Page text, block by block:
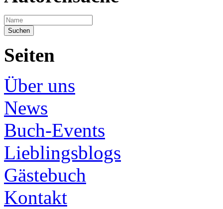
Seiten
Über uns
News
Buch-Events
Lieblingsblogs
Gästebuch
Kontakt